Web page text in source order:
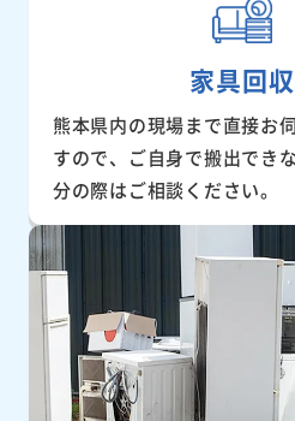
家具回収
熊本県内の現場まで直接お
すので、ご自身で搬出でき
分の際はご相談ください。